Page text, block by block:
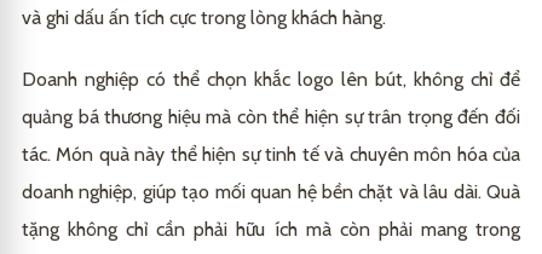
và ghi dấu ấn tích cực trong lòng khách hàng.
Doanh nghiệp có thể chọn khắc logo lên bút, không chỉ để
quảng bá thương hiệu mà còn thể hiện sự trân trọng đến đối
tác. Món quà này thể hiện sự tinh tế và chuyên môn hóa của
doanh nghiệp, giúp tạo mối quan hệ bền chặt và lâu dài. Quà
tặng không chỉ cần phải hữu ích mà còn phải mang trong